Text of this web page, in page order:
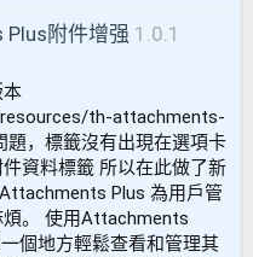
附件增强 1.0.1
本
th-attachments-
題，標籤沒有出現在選項卡
資料標籤 所以在此做了新
Plus 為用戶管
。 使用Attachments
個地方輕鬆查看和管理其